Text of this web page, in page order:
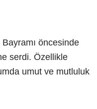
Bayramı öncesinde
serdi. Özellikle
umut ve mutluluk